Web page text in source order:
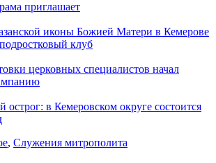
приглашает
иконы Божией Матери в Кемерове
клуб
церковных специалистов начал
острог: в Кемеровском округе состоится
, Служения митрополита